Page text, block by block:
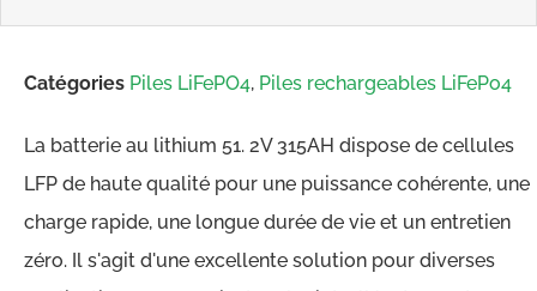
Catégories Piles LiFePO4, Piles rechargeables LiFePo4
La batterie au lithium 51. 2V 315AH dispose de cellules
LFP de haute qualité pour une puissance cohérente, une
charge rapide, une longue durée de vie et un entretien
zéro. Il s'agit d'une excellente solution pour diverses